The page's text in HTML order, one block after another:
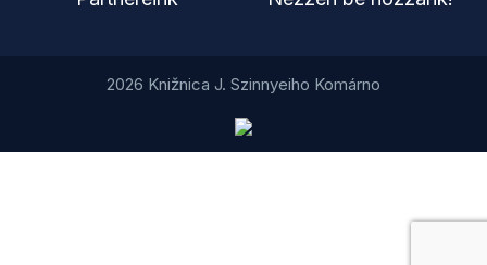
2026 Knižnica J. Szinnyeiho Komárno